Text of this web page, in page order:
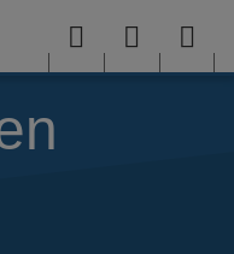
Menu User